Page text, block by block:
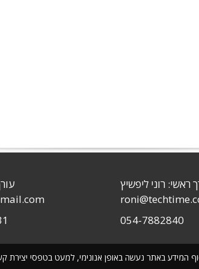
המידע באתר נעשה באופן אנונימי, למעט בטפסי יצירת
ראשי: רוני ליפשיץ
054-7882840